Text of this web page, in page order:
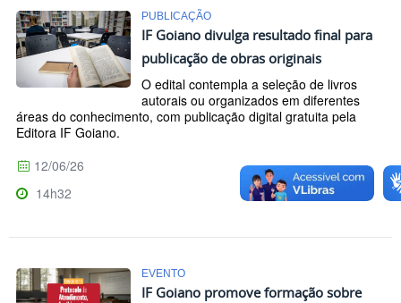
PUBLICAÇÃO
IF Goiano divulga resultado final para
publicação de obras originais
O edital contempla a seleção de livros
autorais ou organizados em diferentes
áreas do conhecimento, com publicação digital gratuita pela
Editora IF Goiano.
12/06/26
14h32
EVENTO
IF Goiano promove formação sobre